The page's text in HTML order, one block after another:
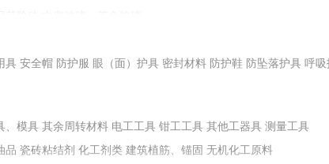
火钢新型不锈钢 耐腐蚀性铝质装饰材料 高耐蚀性金属及钛合金建
具 安全帽 防护服 眼（面）护具 密封材料 防护鞋 防坠落护具 呼
、模具其余周转材料 电工工具 钳工工具 其他工器具 测量工具
品 瓷砖粘结剂 化工剂类 建筑植筋、锚固 无机化工原料